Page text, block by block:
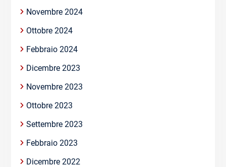
Novembre 2024
Ottobre 2024
Febbraio 2024
Dicembre 2023
Novembre 2023
Ottobre 2023
Settembre 2023
Febbraio 2023
Dicembre 2022